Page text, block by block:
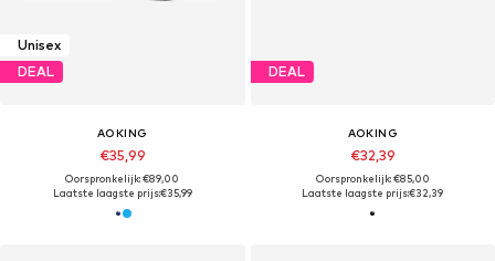
Unisex
DEAL
AOKING
€35,99
Oorspronkelijk: €89,00
Laatste laagste prijs:€35,99
DEAL
AOKING
€32,39
Oorspronkelijk: €85,00
Laatste laagste prijs:€32,39